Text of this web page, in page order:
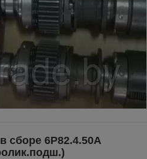
сборе 6Р82.4.50А